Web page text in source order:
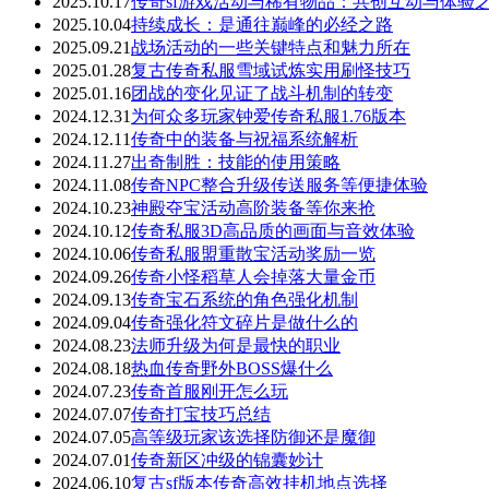
2025.10.04持续成长：是通往巅峰的必经之路
2025.09.21战场活动的一些关键特点和魅力所在
2025.01.28复古传奇私服雪域试炼实用刷怪技巧
2025.01.16团战的变化见证了战斗机制的转变
2024.12.31 为何众多玩家钟爱传奇私服1.76版本
2024.12.11传奇中的装备与祝福系统解析
2024.11.27出奇制胜：技能的使用策略
2024.11.08传奇NPC整合升级传送服务等便捷体验
2024.10.23神殿夺宝活动高阶装备等你来抢
2024.10.12传奇私服3D高品质的画面与音效体验
2024.10.06传奇私服盟重散宝活动奖励一览
2024.09.26传奇小怪稻草人会掉落大量金币
2024.09.13传奇宝石系统的角色强化机制
2024.09.04传奇强化符文碎片是做什么的
2024.08.23法师升级为何是最快的职业
2024.08.18热血传奇野外BOSS爆什么
2024.07.23传奇首服刚开怎么玩
2024.07.07传奇打宝技巧总结
2024.07.05高等级玩家该选择防御还是魔御
2024.07.01传奇新区冲级的锦囊妙计
2024.06.10复古sf版本传奇高效挂机地点选择